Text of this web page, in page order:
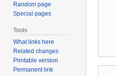
Random page
Special pages
Tools
What links here
Related changes
Printable version
Permanent link